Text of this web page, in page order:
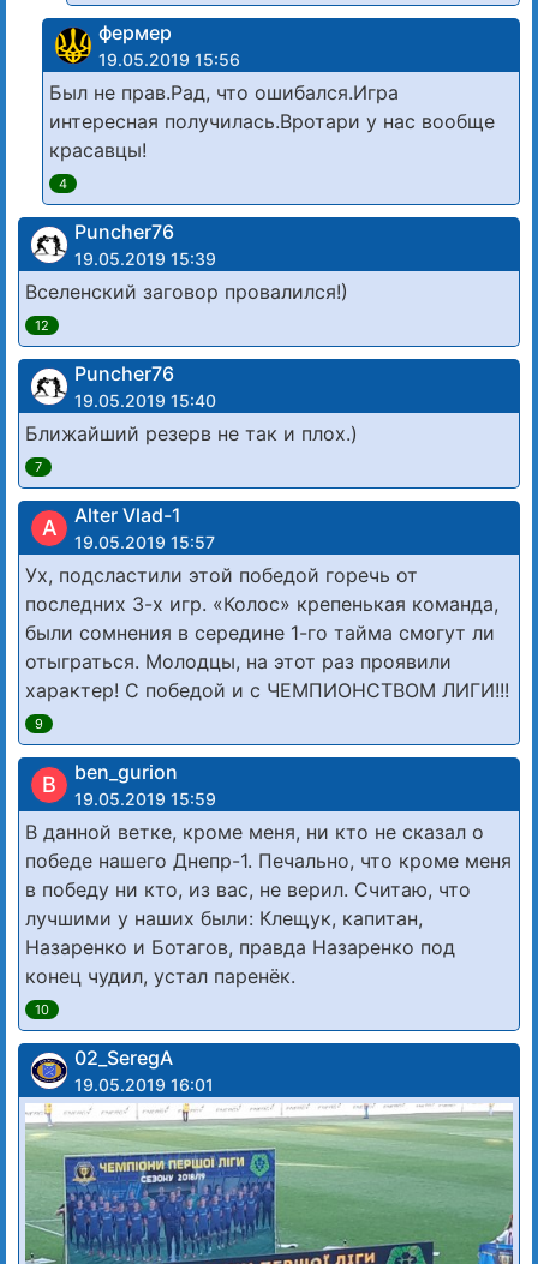
фермер
19.05.2019 15:56
Был не прав.Рад, что ошибался.Игра
интересная получилась.Вротари у нас вообще
красавцы!
4
Puncher76
19.05.2019 15:39
Вселенский заговор провалился!)
12
Puncher76
19.05.2019 15:40
Ближайший резерв не так и плох.)
7
A Alter Vlad-1
19.05.2019 15:57
Ух, подсластили этой победой горечь от
последних 3-х игр. «Колос» крепенькая команда,
были сомнения в середине 1-го тайма смогут ли
отыграться. Молодцы, на этот раз проявили
характер! С победой и с ЧЕМПИОНСТВОМ ЛИГИ!!!
9
B ben_gurion
19.05.2019 15:59
В данной ветке, кроме меня, ни кто не сказал о
победе нашего Днепр-1. Печально, что кроме меня
в победу ни кто, из вас, не верил. Считаю, что
лучшими у наших были: Клещук, капитан,
Назаренко и Ботагов, правда Назаренко под
конец чудил, устал паренёк.
10
02_SeregA
19.05.2019 16:01